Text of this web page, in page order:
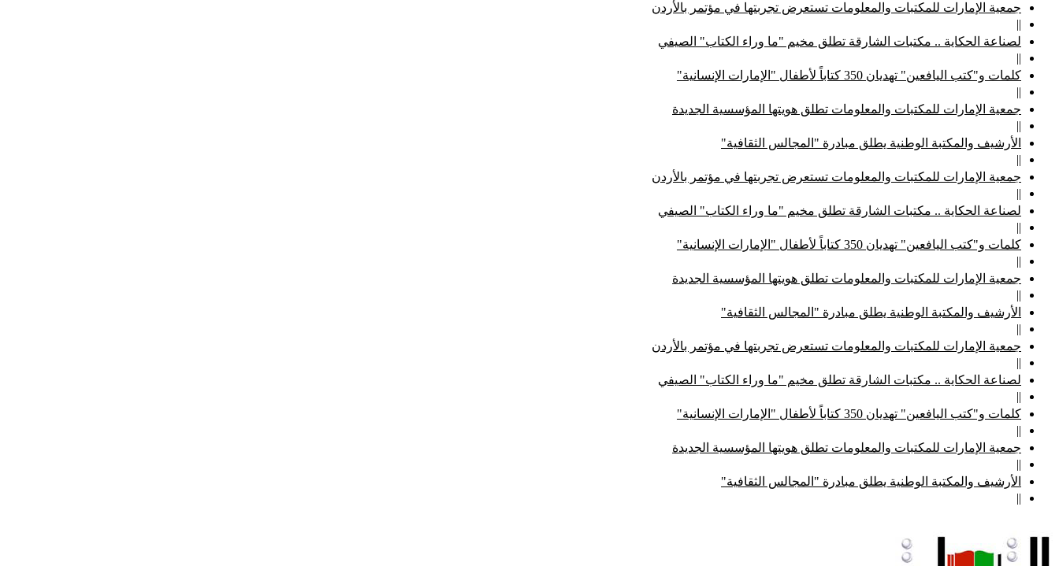
جمعية الإمارات للمكتبات والمعلومات تستعرض تجربتها في مؤتمر بالأردن
||
لصناعة الحكاية .. مكتبات الشارقة تطلق مخيم "ما وراء الكتاب" الصيفي
||
كلمات و"كتب اليافعين" تهديان 350 كتاباً لأطفال "الإمارات الإنسانية"
||
جمعية الإمارات للمكتبات والمعلومات تطلق هويتها المؤسسية الجديدة
||
الأرشيف والمكتبة الوطنية يطلق مبادرة "المجالس الثقافية"
||
جمعية الإمارات للمكتبات والمعلومات تستعرض تجربتها في مؤتمر بالأردن
||
لصناعة الحكاية .. مكتبات الشارقة تطلق مخيم "ما وراء الكتاب" الصيفي
||
كلمات و"كتب اليافعين" تهديان 350 كتاباً لأطفال "الإمارات الإنسانية"
||
جمعية الإمارات للمكتبات والمعلومات تطلق هويتها المؤسسية الجديدة
||
الأرشيف والمكتبة الوطنية يطلق مبادرة "المجالس الثقافية"
||
جمعية الإمارات للمكتبات والمعلومات تستعرض تجربتها في مؤتمر بالأردن
||
لصناعة الحكاية .. مكتبات الشارقة تطلق مخيم "ما وراء الكتاب" الصيفي
||
كلمات و"كتب اليافعين" تهديان 350 كتاباً لأطفال "الإمارات الإنسانية"
||
جمعية الإمارات للمكتبات والمعلومات تطلق هويتها المؤسسية الجديدة
||
الأرشيف والمكتبة الوطنية يطلق مبادرة "المجالس الثقافية"
||